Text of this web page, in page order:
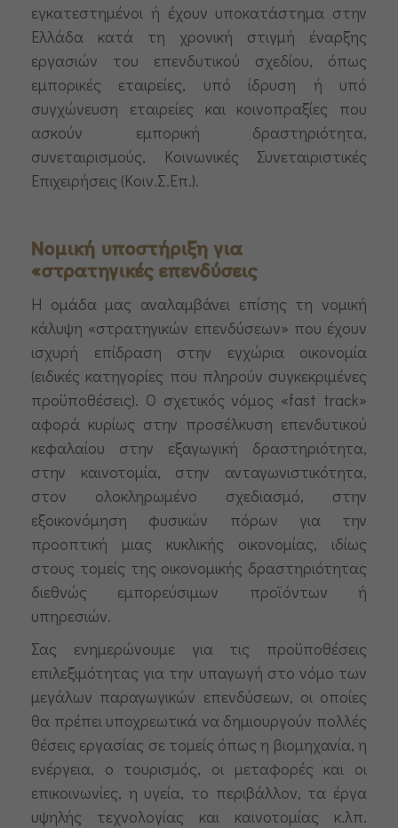
εγκατεστημένοι ή έχουν υποκατάστημα στην
Ελλάδα κατά τη χρονική στιγμή έναρξης
εργασιών του επενδυτικού σχεδίου, όπως
εµπορικές εταιρείες, υπό ίδρυση ή υπό
συγχώνευση εταιρείες και κοινοπραξίες που
ασκούν εμπορική δραστηριότητα,
συνεταιρισμούς, Κοινωνικές Συνεταιριστικές
Επιχειρήσεις (Κοιν.Σ.Επ.).
Νομική υποστήριξη για
«στρατηγικές επενδύσεις
Η ομάδα μας αναλαμβάνει επίσης τη νομική
κάλυψη «στρατηγικών επενδύσεων» που έχουν
ισχυρή επίδραση στην εγχώρια οικονομία
(ειδικές κατηγορίες που πληρούν συγκεκριμένες
προϋποθέσεις). Ο σχετικός νόμος «fast track»
αφορά κυρίως στην προσέλκυση επενδυτικού
κεφαλαίου στην εξαγωγική δραστηριότητα,
στην καινοτομία, στην ανταγωνιστικότητα,
στον ολοκληρωμένο σχεδιασμό, στην
εξοικονόμηση φυσικών πόρων για την
προοπτική μιας κυκλικής οικονομίας, ιδίως
στους τομείς της οικονομικής δραστηριότητας
διεθνώς εμπορεύσιμων προϊόντων ή
υπηρεσιών.
Σας ενημερώνουμε για τις προϋποθέσεις
επιλεξιμότητας για την υπαγωγή στο νόμο των
μεγάλων παραγωγικών επενδύσεων, οι οποίες
θα πρέπει υποχρεωτικά να δημιουργούν πολλές
θέσεις εργασίας σε τομείς όπως η βιομηχανία, η
ενέργεια, ο τουρισμός, οι μεταφορές και οι
επικοινωνίες, η υγεία, το περιβάλλον, τα έργα
υψηλής τεχνολογίας και καινοτομίας κ.λπ.